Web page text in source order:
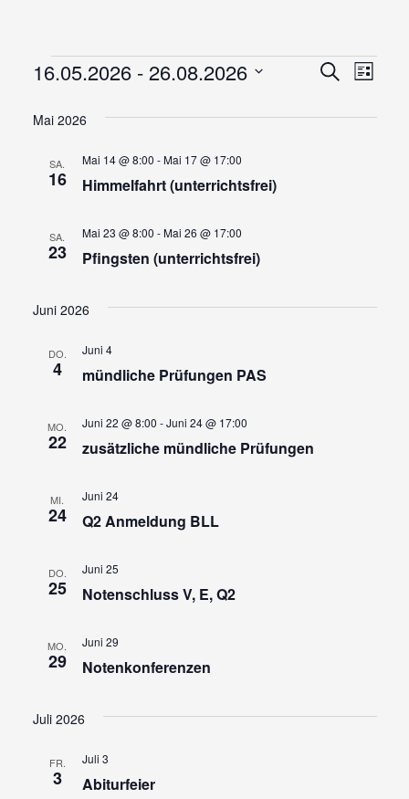
Veranstaltungen
und
SucheListe
16.05.2026 - 26.08.2026
Mai 2026
SA.
16 Himmelfahrt (unterrichtsfrei)
Mai 14 @ 8:00 -Mai 17 @ 17:00
SA.
23 Pfingsten (unterrichtsfrei)
Mai 23 @ 8:00 -Mai 26 @ 17:00
Juni 2026
DO.
4 mündliche Prüfungen PAS
Juni 4
MO.
22 zusätzliche mündliche Prüfungen
Juni 22 @ 8:00 -Juni 24 @ 17:00
MI.
24 Q2 Anmeldung BLL
Juni 24
DO.
25 Notenschluss V, E, Q2
Juni 25
MO.
29 Notenkonferenzen
Juni 29
Juli 2026
FR.
3 Abiturfeier
Juli 3